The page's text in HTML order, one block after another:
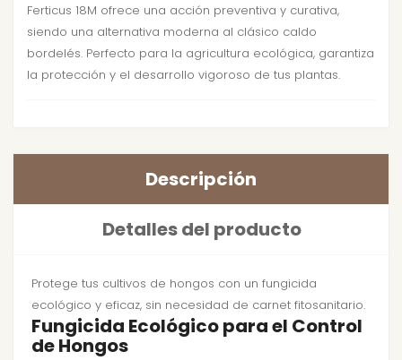
Ferticus 18M ofrece una acción preventiva y curativa,
siendo una alternativa moderna al clásico caldo
bordelés. Perfecto para la agricultura ecológica, garantiza
la protección y el desarrollo vigoroso de tus plantas.
Descripción
Detalles del producto
Protege tus cultivos de hongos con un fungicida
ecológico y eficaz, sin necesidad de carnet fitosanitario.
Fungicida Ecológico para el Control
de Hongos